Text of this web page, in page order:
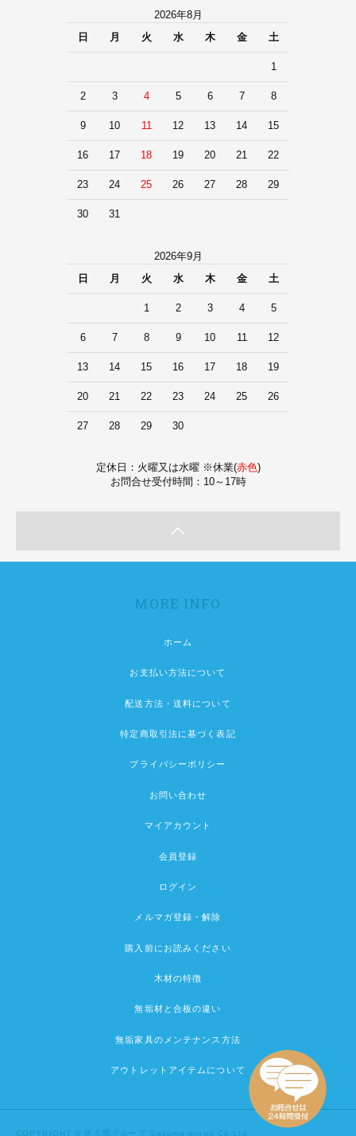
2026年8月
日
月 火 水 木 金 土
1
2 3 4 5 6 7 8
9 10 11 12 13 14 15
16 17 18 19 20 21 22
23 24 25 26 27 28 29
30 31
2026年9月
日
月 火 水 木 金 土
1 2 3 4 5
6 7 8 9 10 11 12
13 14 15 16 17 18 19
20 21 22 23 24 25 26
27 28 29 30
定休日：火曜又は水曜 ※休業(赤色)
お問合せ受付時間：10～17時
MORE INFO
ホーム
お支払い方法について
配送方法・送料について
特定商取引法に基づく表記
プライバシーポリシー
お問い合わせ
マイアカウント
会員登録
ログイン
メルマガ登録・解除
購入前にお読みください
木材の特徴
無垢材と合板の違い
無垢家具のメンテナンス方法
アウトレットアイテムについて
COPYRIGHT © 佐久間グループ Sakuma-group Co.Ltd.